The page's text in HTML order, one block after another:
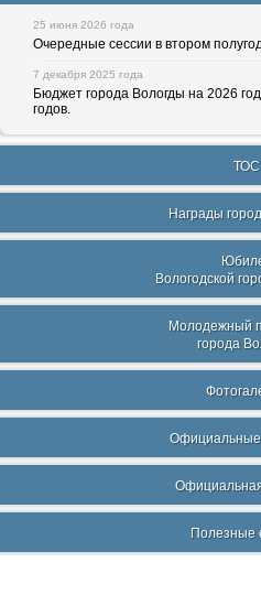
25 июня 2026 года
Очередные сессии в втором
7 декабря 2025 года
Бюджет города Вологды на 2026
годов.
ТОС
Награды
Вологодской
Молодежный
города
Полезные